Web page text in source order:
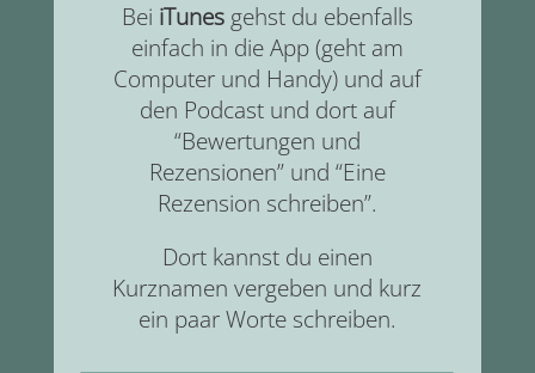
Bei iTunes gehst du ebenfalls
einfach in die App (geht am
Computer und Handy) und auf
den Podcast und dort auf
“Bewertungen und
Rezensionen” und “Eine
Rezension schreiben”.
Dort kannst du einen
Kurznamen vergeben und kurz
ein paar Worte schreiben.